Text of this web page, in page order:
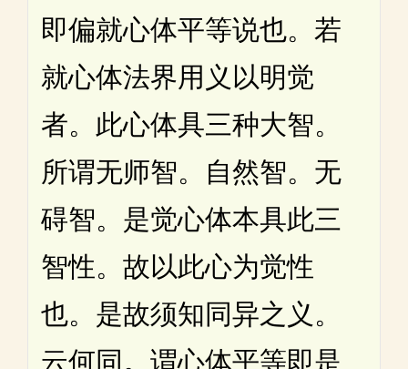
即偏就心体平等说也。若
就心体法界用义以明觉
者。此心体具三种大智。
所谓无师智。自然智。无
碍智。是觉心体本具此三
智性。故以此心为觉性
也。是故须知同异之义。
云何同。谓心体平等即是